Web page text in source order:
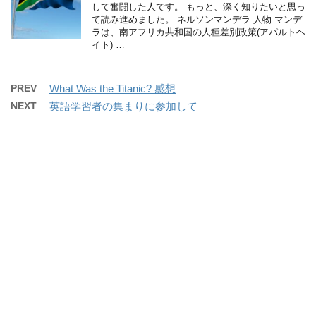
して奮闘した人です。 もっと、深く知りたいと思っ
て読み進めました。 ネルソンマンデラ 人物 マンデ
ラは、南アフリカ共和国の人種差別政策(アパルトヘ
イト) …
PREV What Was the Titanic? 感想
NEXT 英語学習者の集まりに参加して